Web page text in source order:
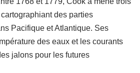
des parties
Pacifique et Atlantique. Ses
des eaux et les courants
jalons pour les futures